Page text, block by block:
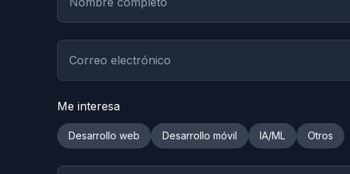
Me interesa
Desarrollo web Desarrollo móvil IA/ML Otros